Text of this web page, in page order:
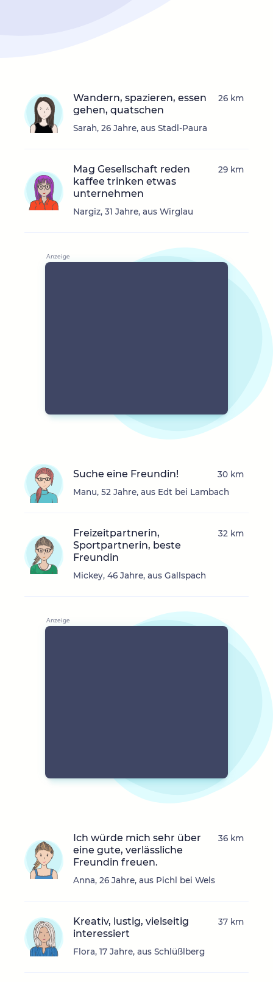
Wandern, spazieren, essen
gehen, quatschen
Sarah, 26 Jahre, aus Stadl-Paura
26 km
Mag Gesellschaft reden
kaffee trinken etwas
unternehmen
Nargiz, 31 Jahre, aus Wirglau
29 km
Suche eine Freundin!
Manu, 52 Jahre, aus Edt bei Lambach
30 km
Freizeitpartnerin,
Sportpartnerin, beste
Freundin
Mickey, 46 Jahre, aus Gallspach
32 km
Ich würde mich sehr über
eine gute, verlässliche
Freundin freuen.
Anna, 26 Jahre, aus Pichl bei Wels
36 km
Kreativ, lustig, vielseitig
interessiert
Flora, 17 Jahre, aus Schlüßlberg
37 km